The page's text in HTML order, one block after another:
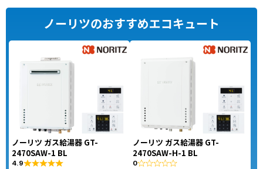
ノーリツのおすすめエコキュート
ノーリツ ガス給湯器 GT-
2470SAW-1 BL
4.9
ノーリツ ガス給湯器 GT-
2470SAW-H-1 BL
0